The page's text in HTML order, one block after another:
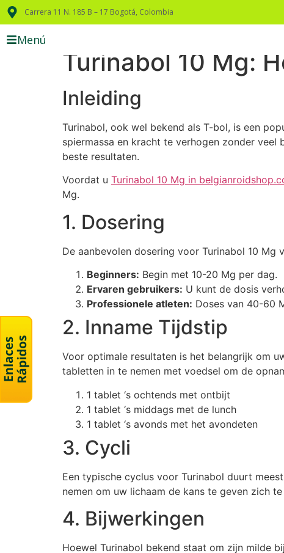
Carrera 11 N. 185 B – 17 Bogotá, Colombia
Menú
Turinabol 10 Mg:
Inleiding
Turinabol, ook wel bekend als T-bol, is een
spiermassa en kracht te verhogen zonder
beste resultaten.
Voordat u Turinabol 10 Mg in
Mg.
1. Dosering
De aanbevolen dosering voor Turinabol 10
Beginners: Begin met 10-20 Mg per dag.
Ervaren gebruikers: U kunt de dosis
Professionele atleten: Doses van 40-60
2. Inname Tijdstip
Voor optimale resultaten is het belangrijk om
tabletten in te nemen met voedsel om de
1 tablet ‘s ochtends met ontbijt
1 tablet ‘s middags met de lunch
1 tablet ‘s avonds met het avondeten
3. Cycli
Een typische cyclus voor Turinabol duurt
nemen om uw lichaam de kans te geven zich
4. Bijwerkingen
Hoewel Turinabol bekend staat om zijn milde